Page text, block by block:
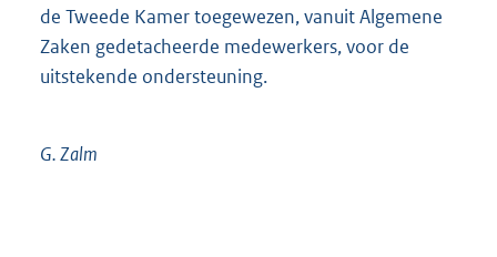
de Tweede Kamer toegewezen, vanuit Algemene
Zaken gedetacheerde medewerkers, voor de
uitstekende ondersteuning.
G.Zalm